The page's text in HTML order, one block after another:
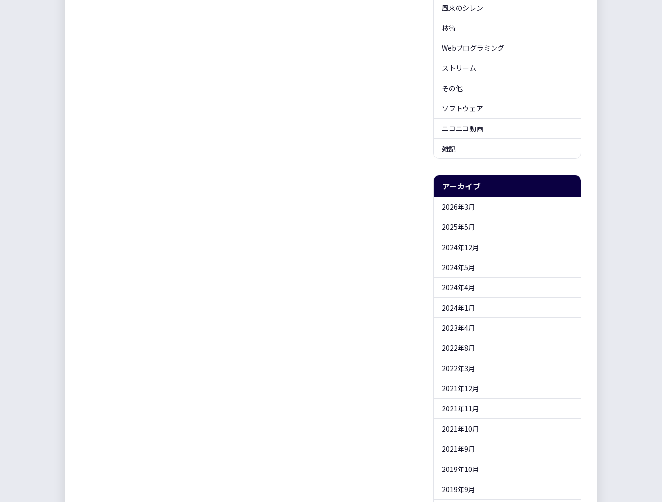
風来のシレン
技術
Webプログラミング
ストリーム
その他
ソフトウェア
ニコニコ動画
雑記
アーカイブ
2026年3月
2025年5月
2024年12月
2024年5月
2024年4月
2024年1月
2023年4月
2022年8月
2022年3月
2021年12月
2021年11月
2021年10月
2021年9月
2019年10月
2019年9月